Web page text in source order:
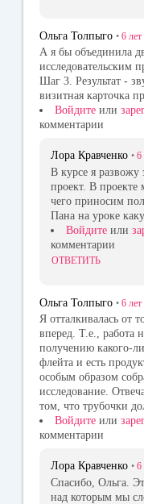
Ольга Толпыго • 6 лет
А я бы объединила
исследовательским
Шаг 3. Результат -
визитная карточка
Войдите или
комментарии
Лора Кравченко • 6
В курсе я развожу
проект. В проекте
чего приносим
Пана на уроке
Войдите или
комментарии
ОТВЕТИТЬ
Ольга Толпыго • 6 лет
Я отталкивалась от
вперед. Т.е., работа
получению какого-
флейта и есть
особым образом
исследование.
том, что трубочки
Войдите или
комментарии
Лора Кравченко • 6
Спасибо, Ольга.
над которым мы